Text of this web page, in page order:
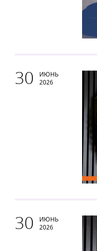
30
ИЮНЬ
2026
30
ИЮНЬ
2026